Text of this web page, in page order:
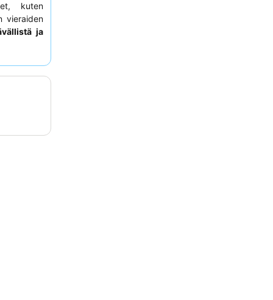
kuten
vieraiden
ja